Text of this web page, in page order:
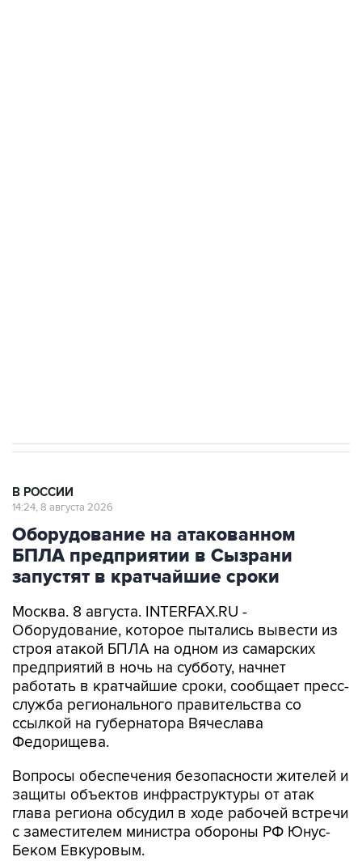
В РОССИИ
14:24, 8 августа 2026
Оборудование на атакованном
БПЛА предприятии в Сызрани
запустят в кратчайшие сроки
Москва. 8 августа. INTERFAX.RU -
Оборудование, которое пытались вывести из
строя атакой БПЛА на одном из самарских
предприятий в ночь на субботу, начнет
работать в кратчайшие сроки, сообщает пресс-
служба регионального правительства со
ссылкой на губернатора Вячеслава
Федорищева.
Вопросы обеспечения безопасности жителей и
защиты объектов инфраструктуры от атак
глава региона обсудил в ходе рабочей встречи
с заместителем министра обороны РФ Юнус-
Беком Евкуровым.